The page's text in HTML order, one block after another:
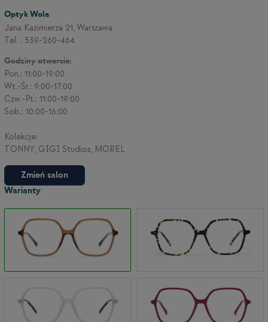
Optyk Wola
Jana Kazimierza 21, Warszawa
Tel. : 539-260-464
Godziny otwarcia:
Zmień salon
Pon.: 11:00-19:00
Wt.-Śr.: 9:00-17:00
Czw.-Pt.: 11:00-19:00
Sob.: 10:00-16:00
Kolekcje:
TONNY, GIGI Studios, MOREL
Warianty